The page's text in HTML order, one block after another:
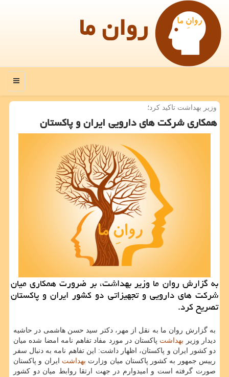
روان ما
منو
وزیر بهداشت تاكید كرد؛
همكاری شركت های دارویی ایران و پاكستان
به گزارش روان ما وزیر بهداشت، بر ضرورت همكاری میان
شركت های دارویی و تجهیزاتی دو كشور ایران و پاكستان
تصریح كرد.
به گزارش روان ما به نقل از مهر، دكتر سید حسن هاشمی در حاشیه
دیدار وزیر بهداشت پاكستان در مورد مفاد تفاهم نامه امضا شده میان
دو كشور ایران و پاكستان، اظهار داشت: این تفاهم نامه به دنبال سفر
رییس جمهور به كشور پاكستان میان وزارت بهداشت ایران و پاكستان
صورت گرفته است و امیدوارم در جهت ارتقا روابط میان دو كشور